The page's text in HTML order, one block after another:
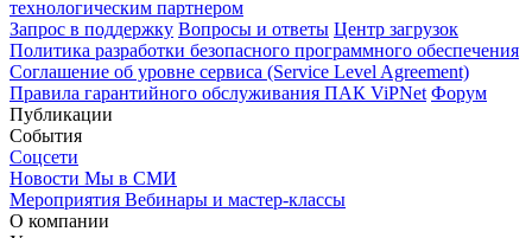
технологическим партнером
Запрос в поддержку Вопросы и ответы Центр загрузок
Политика разработки безопасного программного обеспечения
Соглашение об уровне сервиса (Service Level Agreement)
Правила гарантийного обслуживания ПАК ViPNet Форум
Публикации
События
Соцсети
Новости Мы в СМИ
Мероприятия Вебинары и мастер-классы
О компании